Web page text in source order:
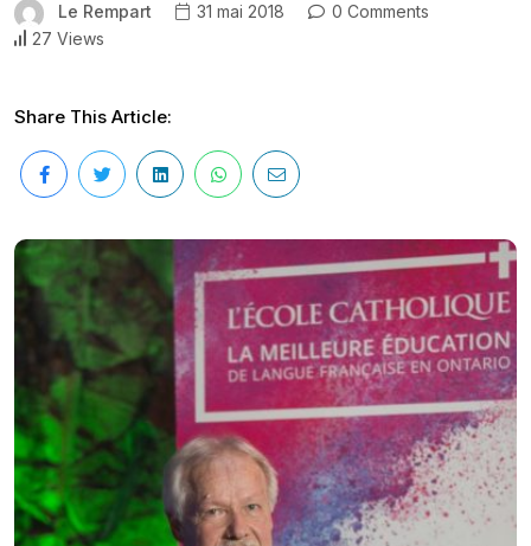
Le Rempart 31 mai 2018
0 Comments
27 Views
Share This Article: